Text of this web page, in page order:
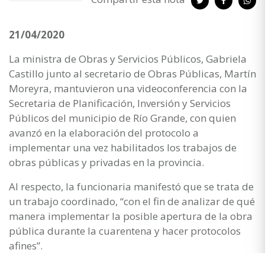
21/04/2020
La ministra de Obras y Servicios Públicos, Gabriela
Castillo junto al secretario de Obras Públicas, Martín
Moreyra, mantuvieron una videoconferencia con la
Secretaria de Planificación, Inversión y Servicios
Públicos del municipio de Río Grande, con quien
avanzó en la elaboración del protocolo a
implementar una vez habilitados los trabajos de
obras públicas y privadas en la provincia.
Al respecto, la funcionaria manifestó que se trata de
un trabajo coordinado, “con el fin de analizar de qué
manera implementar la posible apertura de la obra
pública durante la cuarentena y hacer protocolos
afines”.